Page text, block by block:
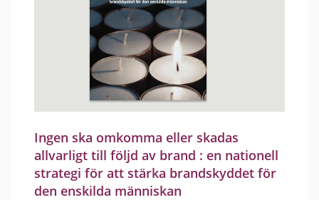
Ingen ska omkomma eller skadas
allvarligt till följd av brand : en nationell
strategi för att stärka brandskyddet för
den enskilda människan